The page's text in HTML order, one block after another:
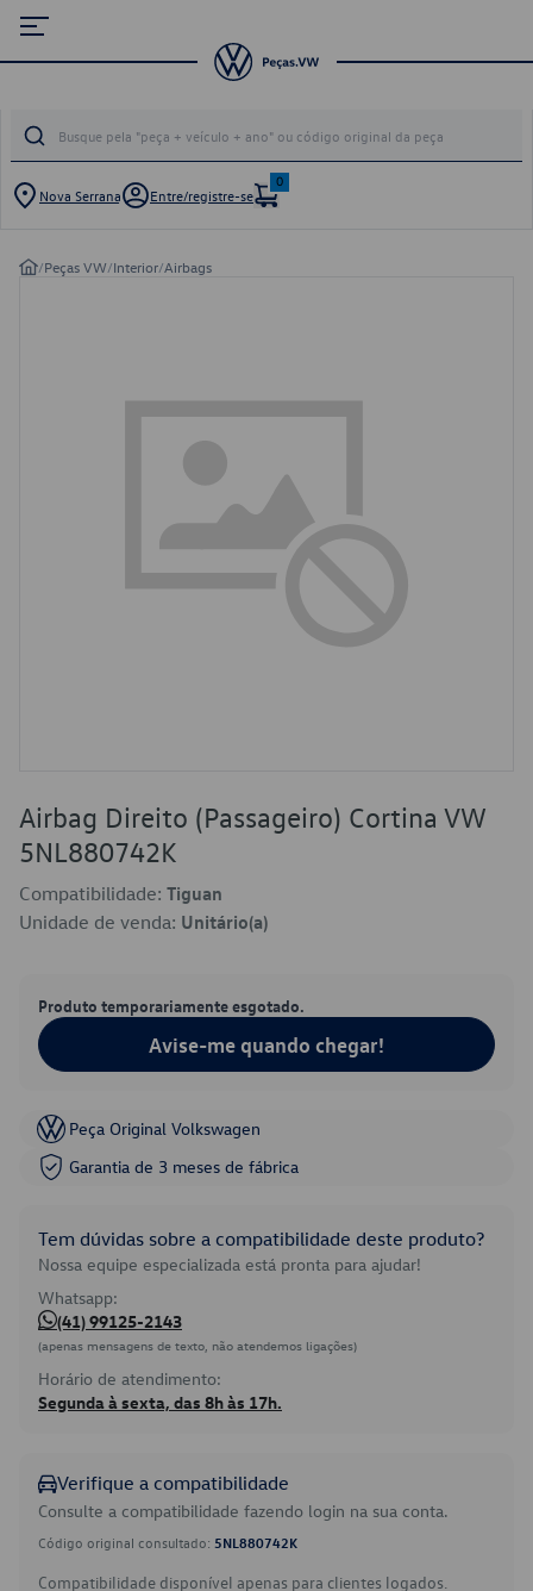
Nova Serrana Entre/registre-se
0
/Peças VW/Interior/Airbags
Airbag Direito (Passageiro) Cortina VW
5NL880742K
Compatibilidade: Tiguan
Unidade de venda: Unitário(a)
Produto temporariamente esgotado.
Avise-me quando chegar!
Peça Original Volkswagen
Garantia de 3 meses de fábrica
Tem dúvidas sobre a compatibilidade deste produto?
Nossa equipe especializada está pronta para ajudar!
Whatsapp:
(41) 99125-2143
(apenas mensagens de texto, não atendemos ligações)
Horário de atendimento:
Segunda à sexta, das 8h às 17h.
Verifique a compatibilidade
Consulte a compatibilidade fazendo login na sua conta.
Código original consultado: 5NL880742K
Compatibilidade disponível apenas para clientes logados.